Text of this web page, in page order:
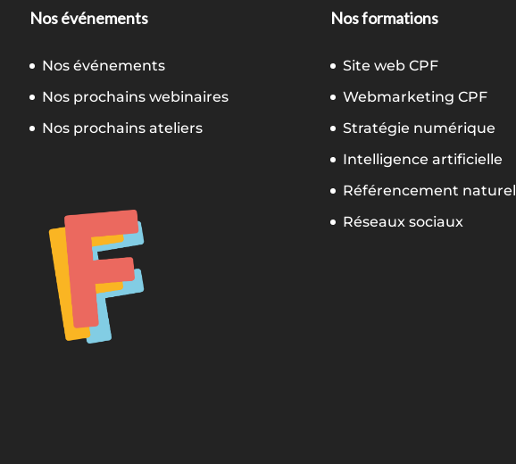
Nos événements
Nos événements
Nos prochains webinaires
Nos prochains ateliers
Nos formations
Site web CPF
Webmarketing CPF
Stratégie numérique
Intelligence artificielle
Référencement naturel
Réseaux sociaux